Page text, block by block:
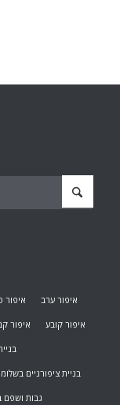
איפור איפור ערב
איפור איפור קובע
בניית ציפורניים בשלומי
גבות ושפם